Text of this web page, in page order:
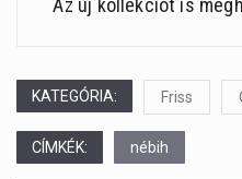
Az új kollekciót is
KATEGÓRIA: Friss
CÍMKÉK: nébih